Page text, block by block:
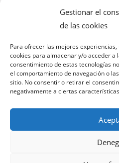
Gestionar el
de las cookies
Para ofrecer las mejores
cookies para almacenar y/o acceder a
consentimiento de estas tecnologías
el comportamiento de navegación o
sitio. No consentir o retirar el
negativamente a ciertas
Politica de cookies
